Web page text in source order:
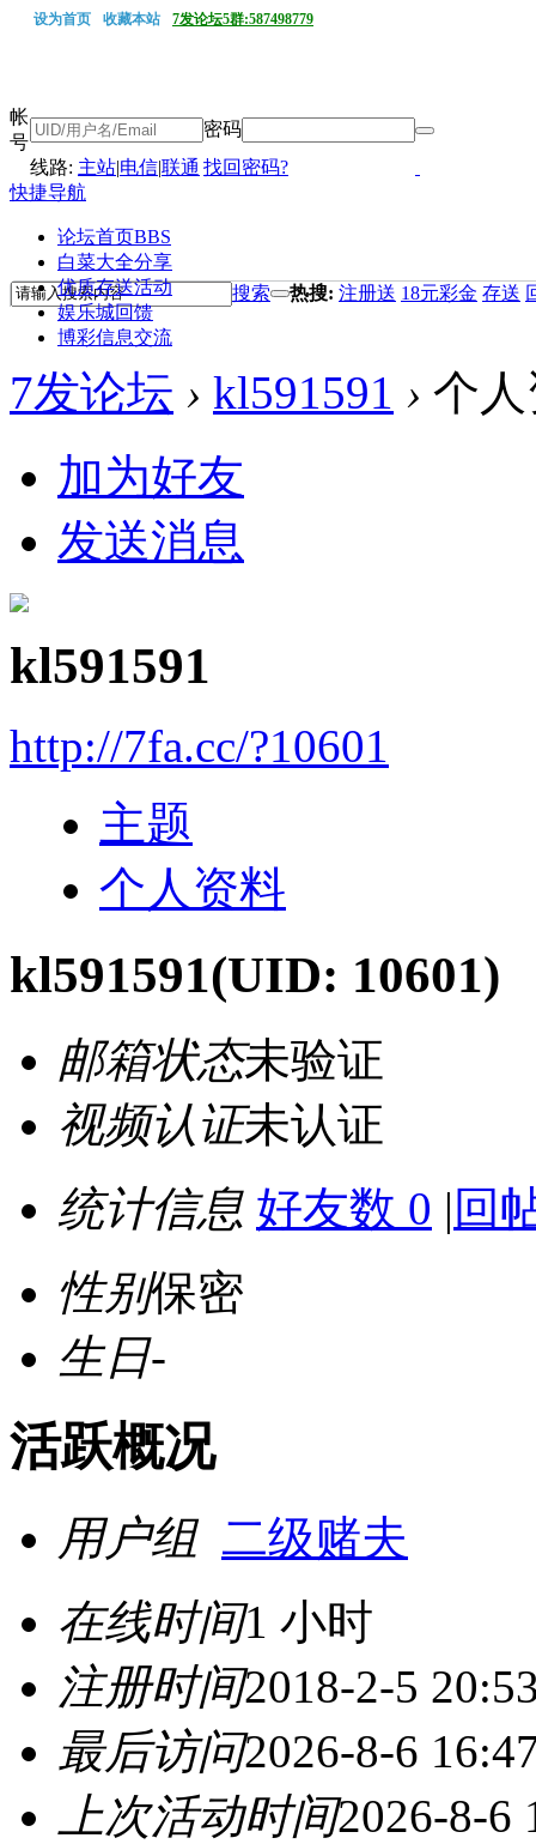
设为首页 收藏本站 7发论坛5群:587498779
帐
号
密码
线路: 主站|电信|联通 找回密码?
快捷导航
论坛首页BBS
白菜大全分享
优质存送活动
娱乐城回馈
博彩信息交流
搜索 热搜: 注册送 18元彩金 存送
7发论坛 › kl591591 › 个
加为好友
发送消息
kl591591
http://7fa.cc/?10601
主题
个人资料
kl591591(UID: 10601)
邮箱状态未验证
视频认证未认证
统计信息 好友数 0 | 回
性别保密
生日-
活跃概况
用户组 二级赌夫
在线时间1 小时
注册时间2018-2-5
最后访问2026-8-6
上次活动时间2026-8-6